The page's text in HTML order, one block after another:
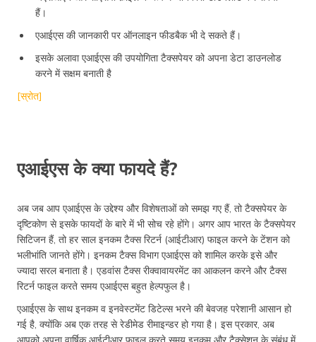
हैं।
एआईएस की जानकारी पर ऑनलाइन फीडबैक भी दे सकते हैं।
इसके अलावा एआईएस की उपयोगिता टैक्सपेयर को अपना डेटा डाउनलोड
करने में सक्षम बनाती है
[स्रोत]
एआईएस के क्या फायदे हैं?
अब जब आप एआईएस के उद्देश्य और विशेषताओं को समझ गए हैं, तो टैक्सपेयर के
दृष्टिकोण से इसके फायदों के बारे में भी सोच रहे होंगे। अगर आप भारत के टैक्सपेयर
सिटिजन हैं, तो हर साल इनकम टैक्स रिटर्न (आईटीआर) फाइल करने के टेंशन को
भलीभांति जानते होंगे। इनकम टैक्स विभाग एआईएस को शामिल करके इसे और
ज्यादा सरल बनाता है। एडवांस टैक्स रीक्वावायरमेंट का आकलन करने और टैक्स
रिटर्न फाइल करते समय एआईएस बहुत हेल्पफुल है।
एआईएस के साथ इनकम व इनवेस्टमेंट डिटेल्स भरने की बेवजह परेशानी आसान हो
गई है, क्योंकि अब एक तरह से रेडीमेड रीमाइन्डर हो गया है। इस प्रकार, अब